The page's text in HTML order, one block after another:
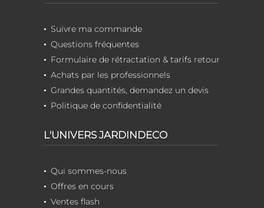
Suivre ma commande
Questions fréquentes
Formulaire de rétractation & tarifs retour
Achats par les professionnels
Grandes quantités, demandez un devis
Politique de confidentialité
L'UNIVERS JARDINDECO
Qui sommes-nous
Offres en cours
Ventes flash